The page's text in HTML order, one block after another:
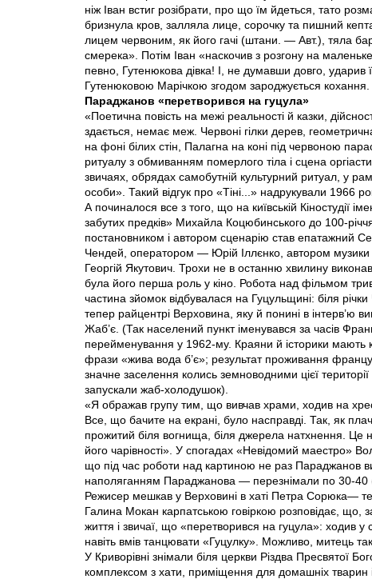
ніж Іван встиг розібрати, про що їм йдеться, тато
бризнула кров, залляла лице, сорочку та пишний
лицем червоним, як його гачі (штани. — Авт.), тяла
смерека». Потім Іван «наскочив з розгону на
певно, Гутенюкова дівка! І, не думавши довго,
Гутенюковою Марічкою згодом зароджується
Параджанов «перетворився на гуцула»
«Поетична повість на межі реальності й казки,
здається, немає меж. Червоні гілки дерев,
на фоні білих стін, Палагна на коні під червоною
ритуалу з обмиванням померлого тіла і сцена
звичаях, обрядах самобутній культурний ритуал, у
особи». Такий відгук про «Тіні...» надрукували 1966
А починалося все з того, що на київській Кіностудії
забутих предків» Михайла Коцюбинського до 100-
постановником і автором сценарію став епатажний
Чендей, оператором — Юрій Іллєнко, автором
Георгій Якутович. Трохи не в останню хвилину
була його перша роль у кіно. Робота над фільмом
частина зйомок відбувалася на Гуцульщині: біля
тепер райцентрі Верховина, яку й понині в інтерв’ю
Жаб’є. (Так населений пункт іменувався за часів
перейменування у 1962-му. Краяни й історики мають
фрази «жива вода б’є»; результат проживання
значне заселення колись земноводними цієї
запускали жаб-холодушок).
«Я ображав групу тим, що вивчав храми, ходив на
Все, що бачите на екрані, було насправді. Так, як
прожитий біля вогнища, біля джерела натхнення. Це
його чарівності». У спогадах «Невідомий маестро»
що під час роботи над картиною не раз Параджанов
наполяганням Параджанова — перезнімали по 30-40
Режисер мешкав у Верховині в хаті Петра Сорюка—
Галина Мокан карпатською говіркою розповідає, що,
життя і звичаї, що «перетворився на гуцула»: ходив у
навіть вмів танцювати «Гуцулку». Можливо, митець
У Криворівні знімали біля церкви Різдва Пресвятої
комплексом з хати, приміщення для домашніх тварин